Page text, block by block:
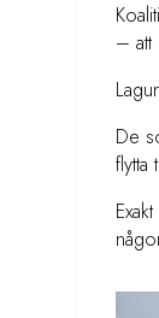
– att
De
flytta